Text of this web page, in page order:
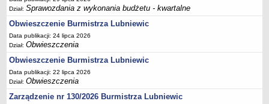
Przewodnik po urzędzie
Kodeks etyczny
Oświadczenia majątkowe
Raporty
RADA MIEJSKA
Dyżury Przewodniczącego Rady Miejskiej
Transmisja z obrad sesji
Dział:Sprawozdania z wykonania budżetu - kwartalne
Obwieszczenie Burmistrza Lubniewic
Data publikacji: 24 lipca 2026
Dział:Obwieszczenia
Obwieszczenie Burmistrza Lubniewic
Data publikacji: 22 lipca 2026
Dział:Obwieszczenia
Zarządzenie nr 130/2026 Burmistrza Lubniewic